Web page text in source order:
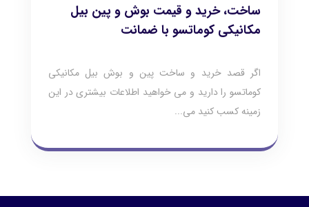
ساخت، خرید و قیمت بوش و پین بیل
مکانیکی کوماتسو با ضمانت
اگر قصد خرید و ساخت پین و بوش بیل مکانیکی
کوماتسو را دارید و می خواهید اطلاعات بیشتری در این
زمینه کسب کنید می...